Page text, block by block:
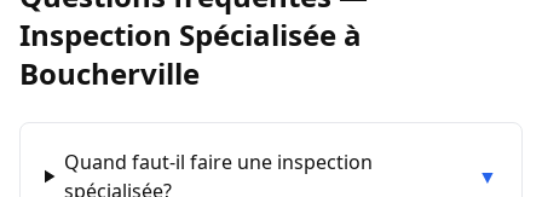
Inspection Spécialisée à
Boucherville
Quand faut-il faire une inspection
spécialisée?
▼